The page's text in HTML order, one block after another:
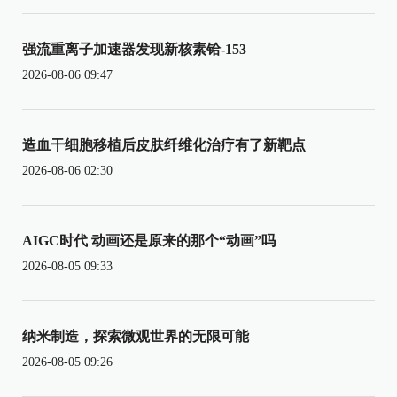
强流重离子加速器发现新核素铪-153
2026-08-06 09:47
造血干细胞移植后皮肤纤维化治疗有了新靶点
2026-08-06 02:30
AIGC时代 动画还是原来的那个“动画”吗
2026-08-05 09:33
纳米制造，探索微观世界的无限可能
2026-08-05 09:26